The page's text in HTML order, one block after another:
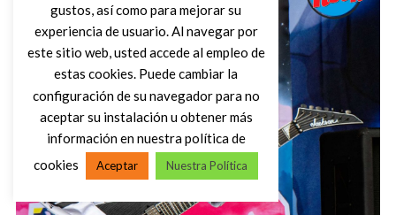
gustos, así como para mejorar su
experiencia de usuario. Al navegar por
este sitio web, usted accede al empleo de
estas cookies. Puede cambiar la
configuración de su navegador para no
aceptar su instalación u obtener más
información en nuestra política de
cookies
Aceptar Nuestra Política